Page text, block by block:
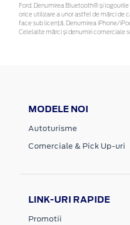
Ford. Denumirea Bluetooth® și
orice utilizare a unor astfel de mărci de
face sub licență. Denumirea iPhone/
Celelalte mărci și denumiri comerciale
MODELE NOI
Autoturisme
Comerciale & Pick Up-uri
LINK-URI RAPIDE
Promotii